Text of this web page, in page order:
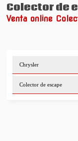
Colector de
Venta online